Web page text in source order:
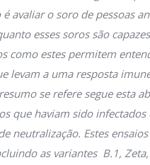
avaliar o soro de pessoas
esses soros são
como estes permitem
levam a uma resposta
se refere segue esta
que haviam sido infectados
neutralização. Estes
as variantes B.1,